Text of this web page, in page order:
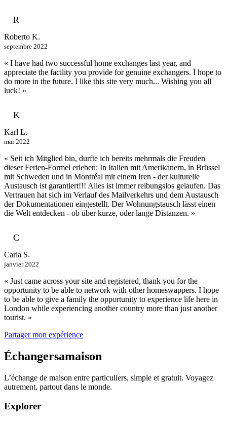
R
Roberto K.
septembre 2022
« I have had two successful home exchanges last year, and
appreciate the facility you provide for genuine exchangers. I hope to
do more in the future. I like this site very much... Wishing you all
luck! »
K
Karl L.
mai 2022
« Seit ich Mitglied bin, durfte ich bereits mehrmals die Freuden
dieser Ferien-Formel erleben: In Italien mit Amerikanern, in Brüssel
mit Schweden und in Montréal mit einem Iren - der kulturelle
Austausch ist garantiert!!! Alles ist immer reibungslos gelaufen. Das
Vertrauen hat sich im Verlauf des Mailverkehrs und dem Austausch
der Dokumentationen eingestellt. Der Wohnungstausch lässt einen
die Welt entdecken - ob über kurze, oder lange Distanzen. »
C
Carla S.
janvier 2022
« Just came across your site and registered, thank you for the
opportunity to be able to network with other homeswappers. I hope
to be able to give a family the opportunity to experience life here in
London while experiencing another country more than just another
tourist. »
Partager mon expérience
Échangersamaison
L’échange de maison entre particuliers, simple et gratuit. Voyagez
autrement, partout dans le monde.
Explorer